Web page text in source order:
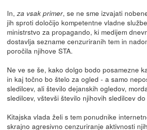
In, za vsak primer, se ne sme izvajati
jih sproti določijo kompetentne vladne
ministrstvo za propagando, ki medijem
dostavlja sezname cenzuriranih tem in
poročila njihove STA.
Ne ve se še, kako dolgo bodo posamezne
in kaj točno bo štelo za ogled - a samo
sledilcev, ali število dejanskih ogledov,
sledilcev, vštevši število njihovih sledilcev
Kitajska vlada želi s tem ponudnike
skrajno agresivno cenzuriranje aktivnosti